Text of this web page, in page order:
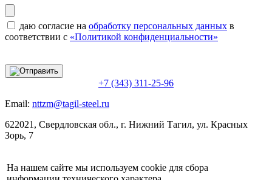
даю согласие на обработку персональных данных в
соответствии с «Политикой конфиденциальности»
+7 (343) 311-25-96
Email: nttzm@tagil-steel.ru
622021, Свердловская обл., г. Нижний Тагил, ул. Красных
Зорь, 7
На нашем сайте мы используем cookie для сбора